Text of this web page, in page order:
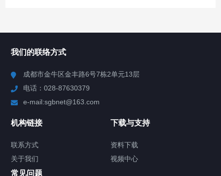
视频中心
我们的联络方式
成都市金牛区金丰路6号7栋2单元13层
电话：028-87630379
e-mail:sgbnet@163.com
机构链接
联系方式
关于我们
下载与支持
资料下载
视频中心
常见问题